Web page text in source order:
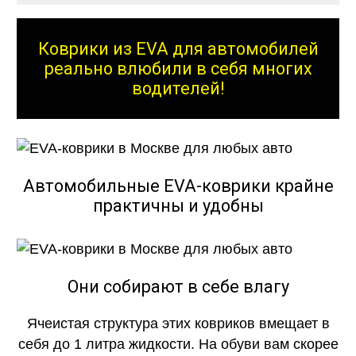
Коврики из EVA для автомобилей
реально влюбили в себя многих
водителей!
Автомобильные EVA-коврики крайне
практичны и удобны
Они собирают в себе влагу
Ячеистая структура этих ковриков вмещает в
себя до 1 литра жидкости. На обуви вам скорее